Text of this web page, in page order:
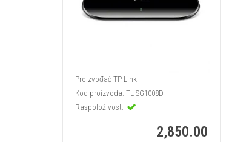
Proizvođač TP-Link
Kod proizvoda: TL-SG1008D
Raspoloživost:
2,850.00